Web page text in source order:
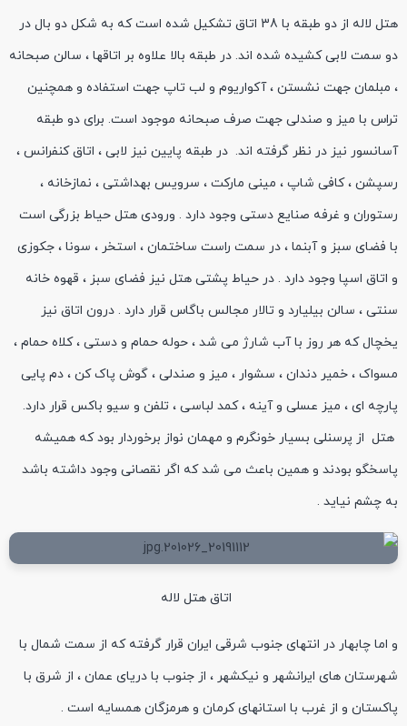
هتل لاله از دو طبقه با 38 اتاق تشکیل شده است که به شکل دو بال در
دو سمت لابی کشیده شده اند. در طبقه بالا علاوه بر اتاقها ، سالن صبحانه
، مبلمان جهت نشستن ، آکواریوم و لب تاپ جهت استفاده و همچنین
تراس با میز و صندلی جهت صرف صبحانه موجود است. برای دو طبقه
آسانسور نیز در نظر گرفته اند. در طبقه پایین نیز لابی ، اتاق کنفرانس ،
رسپشن ، کافی شاپ ، مینی مارکت ، سرویس بهداشتی ، نمازخانه ،
رستوران و غرفه صنایع دستی وجود دارد . ورودی هتل حیاط بزرگی است
با فضای سبز و آبنما ، در سمت راست ساختمان ، استخر ، سونا ، جکوزی
و اتاق اسپا وجود دارد . در حیاط پشتی هتل نیز فضای سبز ، قهوه خانه
سنتی ، سالن بیلیارد و تالار مجالس باگاس قرار دارد . درون اتاق نیز
یخچال که هر روز با آب شارژ می شد ، حوله حمام و دستی ، کلاه حمام ،
مسواک ، خمیر دندان ، سشوار ، میز و صندلی ، گوش پاک کن ، دم پایی
پارچه ای ، میز عسلی و آینه ، کمد لباسی ، تلفن و سیو باکس قرار دارد.
هتل از پرسنلی بسیار خونگرم و مهمان نواز برخوردار بود که همیشه
پاسخگو بودند و همین باعث می شد که اگر نقصانی وجود داشته باشد
به چشم نیاید .
اتاق هتل لاله
و اما چابهار در انتهای جنوب شرقی ایران قرار گرفته که از سمت شمال با
شهرستان های ایرانشهر و نیکشهر ، از جنوب با دریای عمان ، از شرق با
پاکستان و از غرب با استانهای کرمان و هرمزگان همسایه است .